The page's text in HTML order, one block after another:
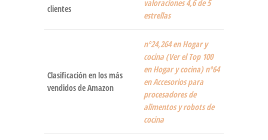
clientes
valoraciones 4,6 de 5
estrellas
Clasificación en los más
vendidos de Amazon
nº24,264 en Hogar y
cocina (Ver el Top 100
en Hogar y cocina) nº64
en Accesorios para
procesadores de
alimentos y robots de
cocina